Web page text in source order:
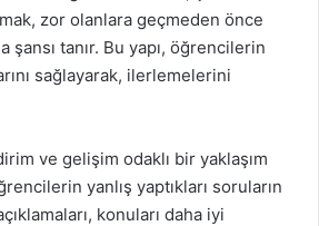
zor olanlara geçmeden önce
şansı tanır. Bu yapı, öğrencilerin
sağlayarak, ilerlemelerini
ve gelişim odaklı bir yaklaşım
yanlış yaptıkları soruların
konuları daha iyi